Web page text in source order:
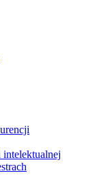
intelektualnej